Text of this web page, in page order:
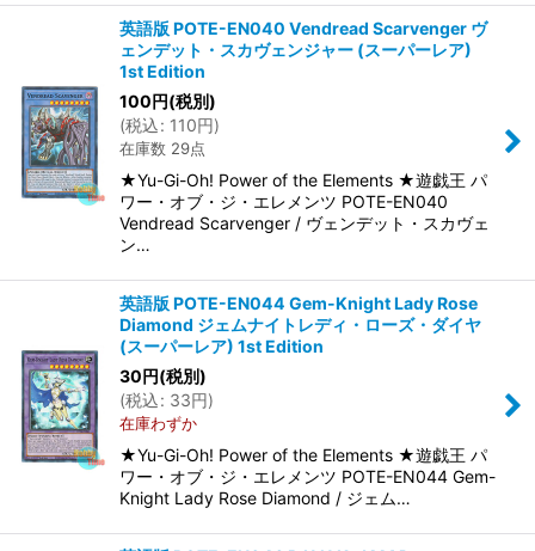
英語版 POTE-EN040 Vendread Scarvenger ヴ
ェンデット・スカヴェンジャー (スーパーレア)
1st Edition
100円(税別)
(税込: 110円)
在庫数 29点
★Yu-Gi-Oh! Power of the Elements ★遊戯王 パ
ワー・オブ・ジ・エレメンツ POTE-EN040
Vendread Scarvenger / ヴェンデット・スカヴェ
ン…
英語版 POTE-EN044 Gem-Knight Lady Rose
Diamond ジェムナイトレディ・ローズ・ダイヤ
(スーパーレア) 1st Edition
30円(税別)
(税込: 33円)
在庫わずか
★Yu-Gi-Oh! Power of the Elements ★遊戯王 パ
ワー・オブ・ジ・エレメンツ POTE-EN044 Gem-
Knight Lady Rose Diamond / ジェム…